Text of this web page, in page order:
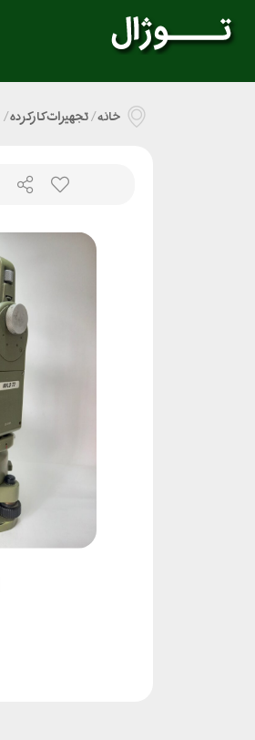
خانه/تجهیزات کارکرده/